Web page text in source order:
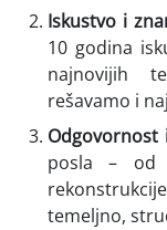
Iskustvo i
10 godina
najnovijih
rešavamo i
Odgovornost
posla – od
temeljno,